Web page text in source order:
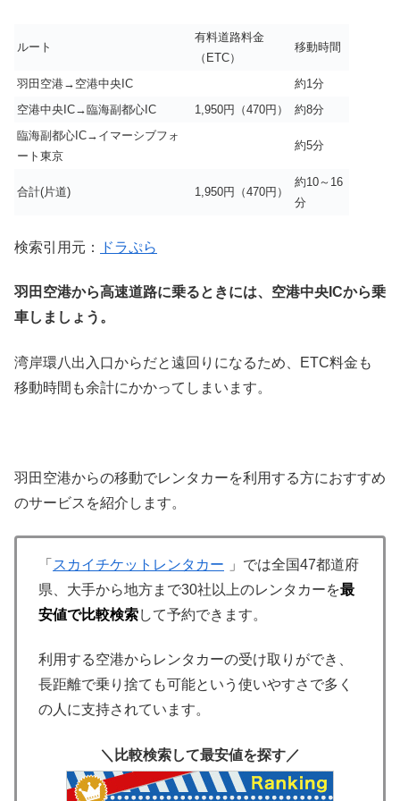
ルート
有料道路料金
（ETC）
移動時間
羽田空港→空港中央IC
約1分
空港中央IC→臨海副都心IC
1,950円（470円）
約8分
臨海副都心IC→イマーシブフォ
ート東京
約5分
合計(片道) 1,950円（470円）
約10～16
分
検索引用元： ドラぷら
羽田空港から高速道路に乗るときには、空港中央ICから乗
車しましょう。
湾岸環八出入口からだと遠回りになるため、ETC料金も
移動時間も余計にかかってしまいます。
羽田空港からの移動でレンタカーを利用する方におすすめ
のサービスを紹介します。
「 スカイチケットレンタカー
」では全国47都道府
県、大手から地方まで30社以上のレンタカーを最
安値で比較検索して予約できます。
利用する空港からレンタカーの受け取りができ、
長距離で乗り捨ても可能という使いやすさで多く
の人に支持されています。
＼比較検索して最安値を探す／